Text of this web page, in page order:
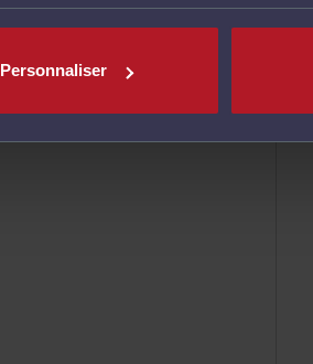
Personnaliser